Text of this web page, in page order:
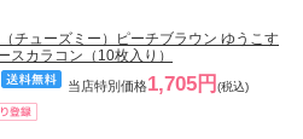
チューズミー）ピーチブラウン ゆうこす
スカラコン（10枚入り）
当店特別価格1,705円 (税込)